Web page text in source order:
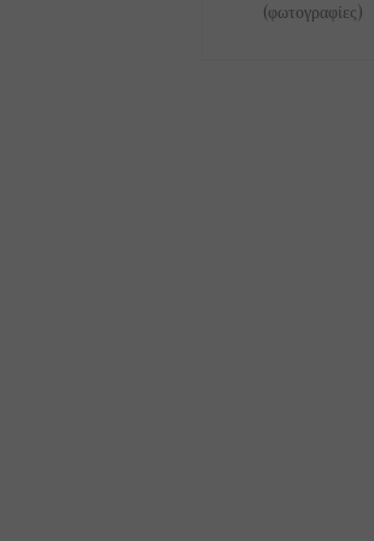
(φωτογραφίες)